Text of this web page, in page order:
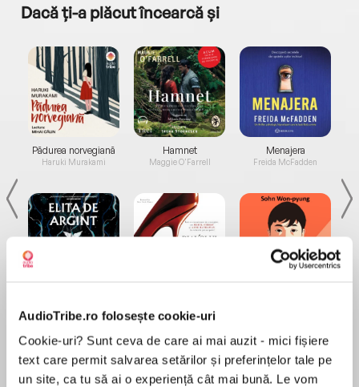
AudioTribe.ro folosește cookie-uri
Cookie-uri? Sunt ceva de care ai mai auzit - mici fișiere
text care permit salvarea setărilor și preferințelor tale pe
un site, ca tu să ai o experiență cât mai bună. Le vom
Dacă ți-a plăcut încearcă și
Pădurea norvegiană
Haruki Murakami
de...
Dani Francis
Hamnet
Maggie O'Farrell
la...
Lauren Weisberger
Menajera
Freida McFadden